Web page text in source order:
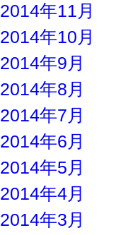
2014年11月
2014年10月
2014年9月
2014年8月
2014年7月
2014年6月
2014年5月
2014年4月
2014年3月